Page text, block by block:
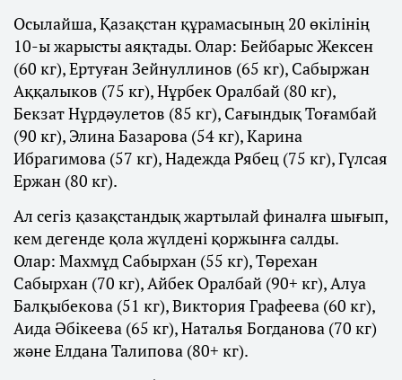
Осылайша, Қазақстан құрамасының 20 өкілінің
10-ы жарысты аяқтады. Олар: Бейбарыс Жексен
(60 кг), Ертуған Зейнуллинов (65 кг), Сабыржан
Аққалыков (75 кг), Нұрбек Оралбай (80 кг),
Бекзат Нұрдәулетов (85 кг), Сағындық Тоғамбай
(90 кг), Элина Базарова (54 кг), Карина
Ибрагимова (57 кг), Надежда Рябец (75 кг), Гүлсая
Ержан (80 кг).
Ал сегіз қазақстандық жартылай финалға шығып,
кем дегенде қола жүлдені қоржынға салды.
Олар: Махмұд Сабырхан (55 кг), Төрехан
Сабырхан (70 кг), Айбек Оралбай (90+ кг), Алуа
Балқыбекова (51 кг), Виктория Графеева (60 кг),
Аида Әбікеева (65 кг), Наталья Богданова (70 кг)
және Елдана Талипова (80+ кг).